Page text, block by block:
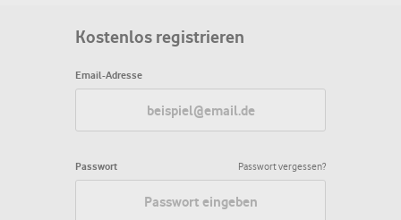
Kostenlos registrieren
Email-Adresse
Passwort Passwort vergessen?